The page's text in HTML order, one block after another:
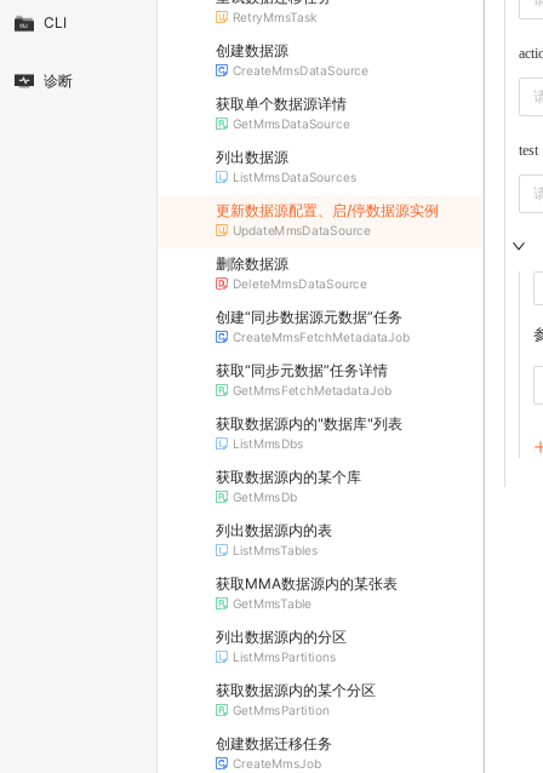
CLI
诊断
RetryMmsTask
创建数据源
CreateMmsDataSource
获取单个数据源详情
GetMmsDataSource
列出数据源
ListMmsDataSources
更新数据源配置、启/停数据源实例
UpdateMmsDataSource
删除数据源
DeleteMmsDataSource
创建“同步数据源元数据”任务
CreateMmsFetchMetadataJob
获取“同步元数据”任务详情
GetMmsFetchMetadataJob
获取数据源内的"数据库"列表
ListMmsDbs
获取数据源内的某个库
GetMmsDb
列出数据源内的表
ListMmsTables
获取MMA数据源内的某张表
GetMmsTable
列出数据源内的分区
ListMmsPartitions
获取数据源内的某个分区
GetMmsPartition
创建数据迁移任务
CreateMmsJob
test